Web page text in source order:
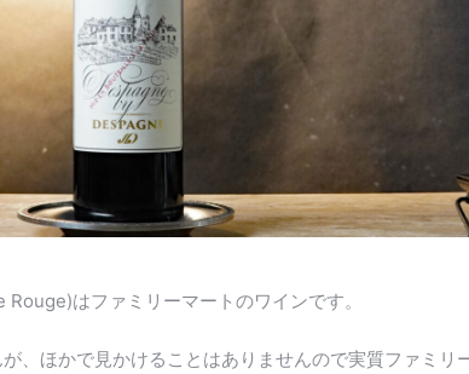
はファミリーマートのワインです。
、ほかで見かけることはありませんので実質ファミリ